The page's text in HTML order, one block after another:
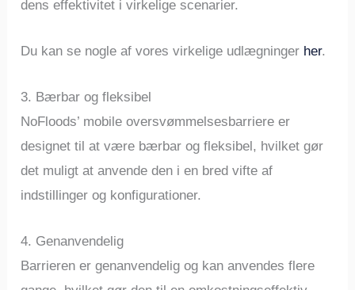
dens effektivitet i virkelige scenarier.
Du kan se nogle af vores virkelige udlægninger her.
3. Bærbar og fleksibel
NoFloods’ mobile oversvømmelsesbarriere er
designet til at være bærbar og fleksibel, hvilket gør
det muligt at anvende den i en bred vifte af
indstillinger og konfigurationer.
4. Genanvendelig
Barrieren er genanvendelig og kan anvendes flere